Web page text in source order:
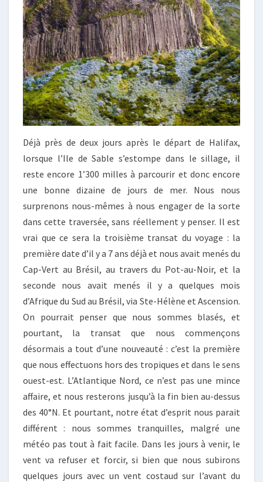
Déjà près de deux jours après le départ de Halifax,
lorsque l’Ile de Sable s’estompe dans le sillage, il
reste encore 1’300 milles à parcourir et donc encore
une bonne dizaine de jours de mer. Nous nous
surprenons nous-mêmes à nous engager de la sorte
dans cette traversée, sans réellement y penser. Il est
vrai que ce sera la troisième transat du voyage : la
première date d’il y a 7 ans déjà et nous avait menés du
Cap-Vert au Brésil, au travers du Pot-au-Noir, et la
seconde nous avait menés il y a quelques mois
d’Afrique du Sud au Brésil, via Ste-Hélène et Ascension.
On pourrait penser que nous sommes blasés, et
pourtant, la transat que nous commençons
désormais a tout d’une nouveauté : c’est la première
que nous effectuons hors des tropiques et dans le sens
ouest-est. L’Atlantique Nord, ce n’est pas une mince
affaire, et nous resterons jusqu’à la fin bien au-dessus
des 40°N. Et pourtant, notre état d’esprit nous parait
différent : nous sommes tranquilles, malgré une
météo pas tout à fait facile. Dans les jours à venir, le
vent va refuser et forcir, si bien que nous subirons
quelques jours avec un vent costaud sur l’avant du